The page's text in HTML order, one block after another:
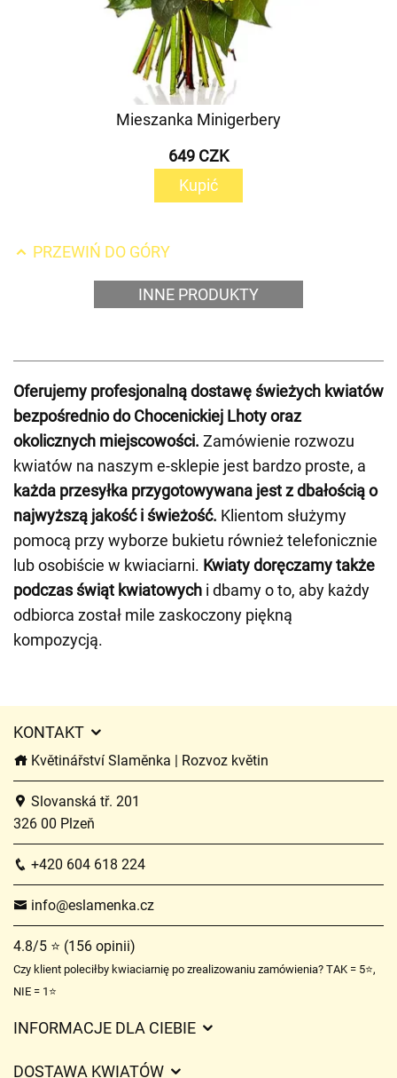
Mieszanka Minigerbery
649 CZK
Kupić
PRZEWIŃ DO GÓRY
INNE PRODUKTY
Oferujemy profesjonalną dostawę świeżych kwiatów
bezpośrednio do Chocenickiej Lhoty oraz
okolicznych miejscowości. Zamówienie rozwozu
kwiatów na naszym e-sklepie jest bardzo proste, a
każda przesyłka przygotowywana jest z dbałością o
najwyższą jakość i świeżość. Klientom służymy
pomocą przy wyborze bukietu również telefonicznie
lub osobiście w kwiaciarni. Kwiaty doręczamy także
podczas świąt kwiatowych i dbamy o to, aby każdy
odbiorca został mile zaskoczony piękną
kompozycją.
KONTAKT
Květinářství Slaměnka | Rozvoz květin
Slovanská tř. 201
326 00 Plzeň
+420 604 618 224
info@eslamenka.cz
4.8/5 ⭐ (156 opinii)
Czy klient poleciłby kwiaciarnię po zrealizowaniu zamówienia? TAK = 5⭐,
NIE = 1⭐
INFORMACJE DLA CIEBIE
DOSTAWA KWIATÓW